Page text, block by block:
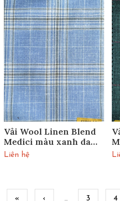
Vải Wool Linen Blend
Medici màu xanh da
trời kẻ caro 61015/01
Liên hệ
« ‹ … 3 4